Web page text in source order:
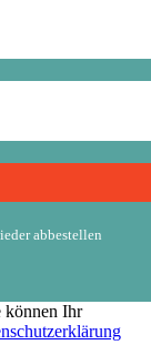
abbestellen
können Ihr